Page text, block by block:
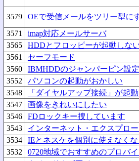
3579
OEで受信メールをツリー型に
3571
imap対応メールサーバ
3565
HDDとフロッピーが起動しな
3561
セーフモード
3560
IBMHDDのジャンパーピン設
3552
パソコンの起動がおかしい
3548
「ダイヤルアップ接続」が起
3547
画像をきれいにしたい
3546
FDロックキー捜しています
3543
インターネット・エクスプロ
3534
IEとネスケを個別に使えなくな
3532
0720地域でおすすめのプロバ